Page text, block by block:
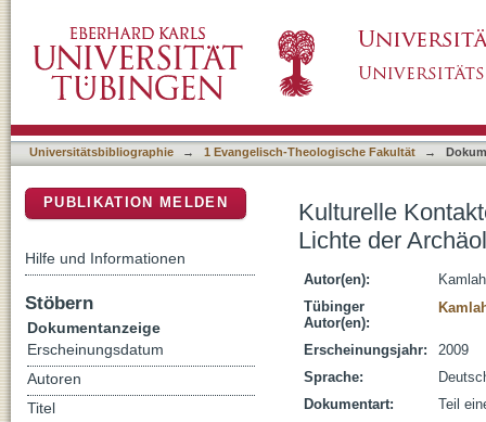
Universitätsbibliographie → 1 Evangelisch-Theologische Fakultät →
Kulturelle
Lichte der
Autor(en):
Tübinger
Autor(en):
Erscheinungsjahr:
2009
Sprache:
Dokumentart:
Teil
PUBLIKATION MELDEN
Hilfe und Informationen
Stöbern
Dokumentanzeige
Erscheinungsdatum
Autoren
Titel